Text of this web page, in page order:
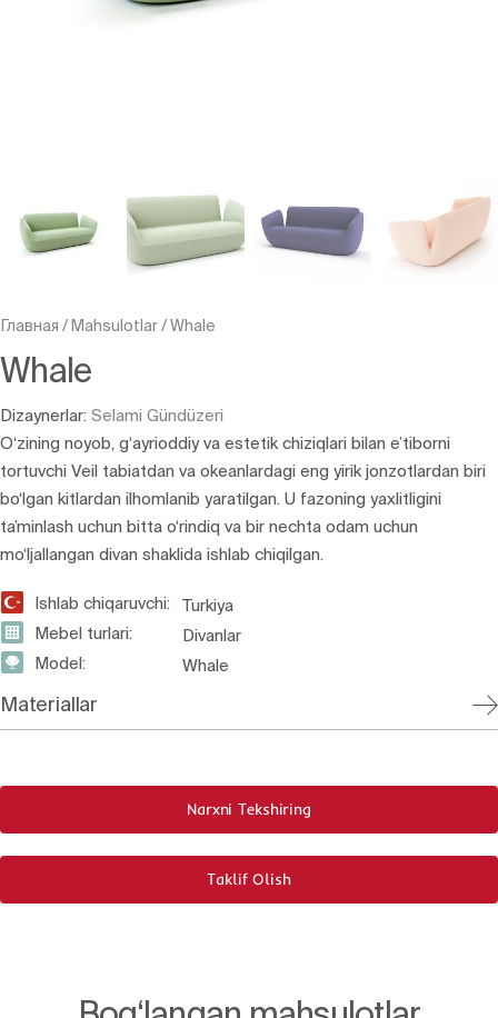
Главная / Mahsulotlar/Whale
Whale
Dizaynerlar: Selami Gündüzeri
O‘zining noyob, g‘ayrioddiy va estetik chiziqlari bilan e’tiborni
tortuvchi Veil tabiatdan va okeanlardagi eng yirik jonzotlardan biri
bo‘lgan kitlardan ilhomlanib yaratilgan. U fazoning yaxlitligini
ta’minlash uchun bitta o‘rindiq va bir nechta odam uchun
mo‘ljallangan divan shaklida ishlab chiqilgan.
Ishlab chiqaruvchi:
Turkiya
Mebel turlari:
Divanlar
Model:
Whale
Materiallar
Narxni Tekshiring
Taklif Olish